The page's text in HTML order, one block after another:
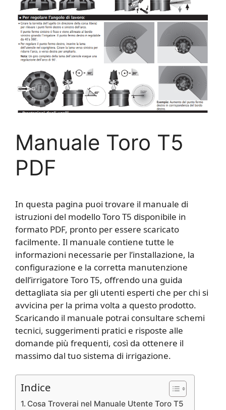
Manuale Toro T5
PDF
In questa pagina puoi trovare il manuale di
istruzioni del modello Toro T5 disponibile in
formato PDF, pronto per essere scaricato
facilmente. Il manuale contiene tutte le
informazioni necessarie per l’installazione, la
configurazione e la corretta manutenzione
dell’irrigatore Toro T5, offrendo una guida
dettagliata sia per gli utenti esperti che per chi si
avvicina per la prima volta a questo prodotto.
Scaricando il manuale potrai consultare schemi
tecnici, suggerimenti pratici e risposte alle
domande più frequenti, così da ottenere il
massimo dal tuo sistema di irrigazione.
Indice
Cosa Troverai nel Manuale Utente Toro T5